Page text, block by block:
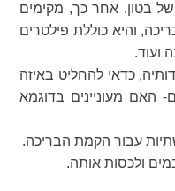
בטון. אחר כך, מקימים
והיא כוללת פילטרים
ועוד.
כדאי להחליט באיזה
האם מעוניינים בדוגמא
עבור הקמת הבריכה.
ולכסות אותה.